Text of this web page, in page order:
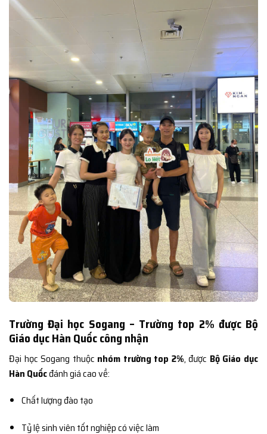
Trường Đại học Sogang – Trường top 2% được Bộ
Giáo dục Hàn Quốc công nhận
Đại học Sogang thuộc nhóm trường top 2%, được Bộ Giáo dục
Hàn Quốcđánh giá cao về:
Chất lượng đào tạo
Tỷ lệ sinh viên tốt nghiệp có việc làm